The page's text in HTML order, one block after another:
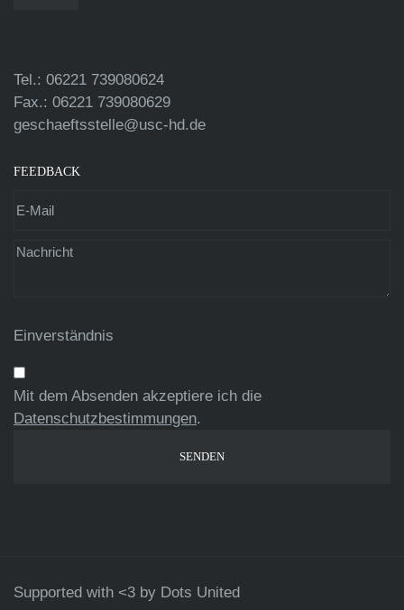
Tel.: 06221 739080624
Fax.: 06221 739080629
geschaeftsstelle@usc-hd.de
FEEDBACK
Einverständnis
Mit dem Absenden akzeptiere ich die
Datenschutzbestimmungen.
Supported with <3 by Dots United